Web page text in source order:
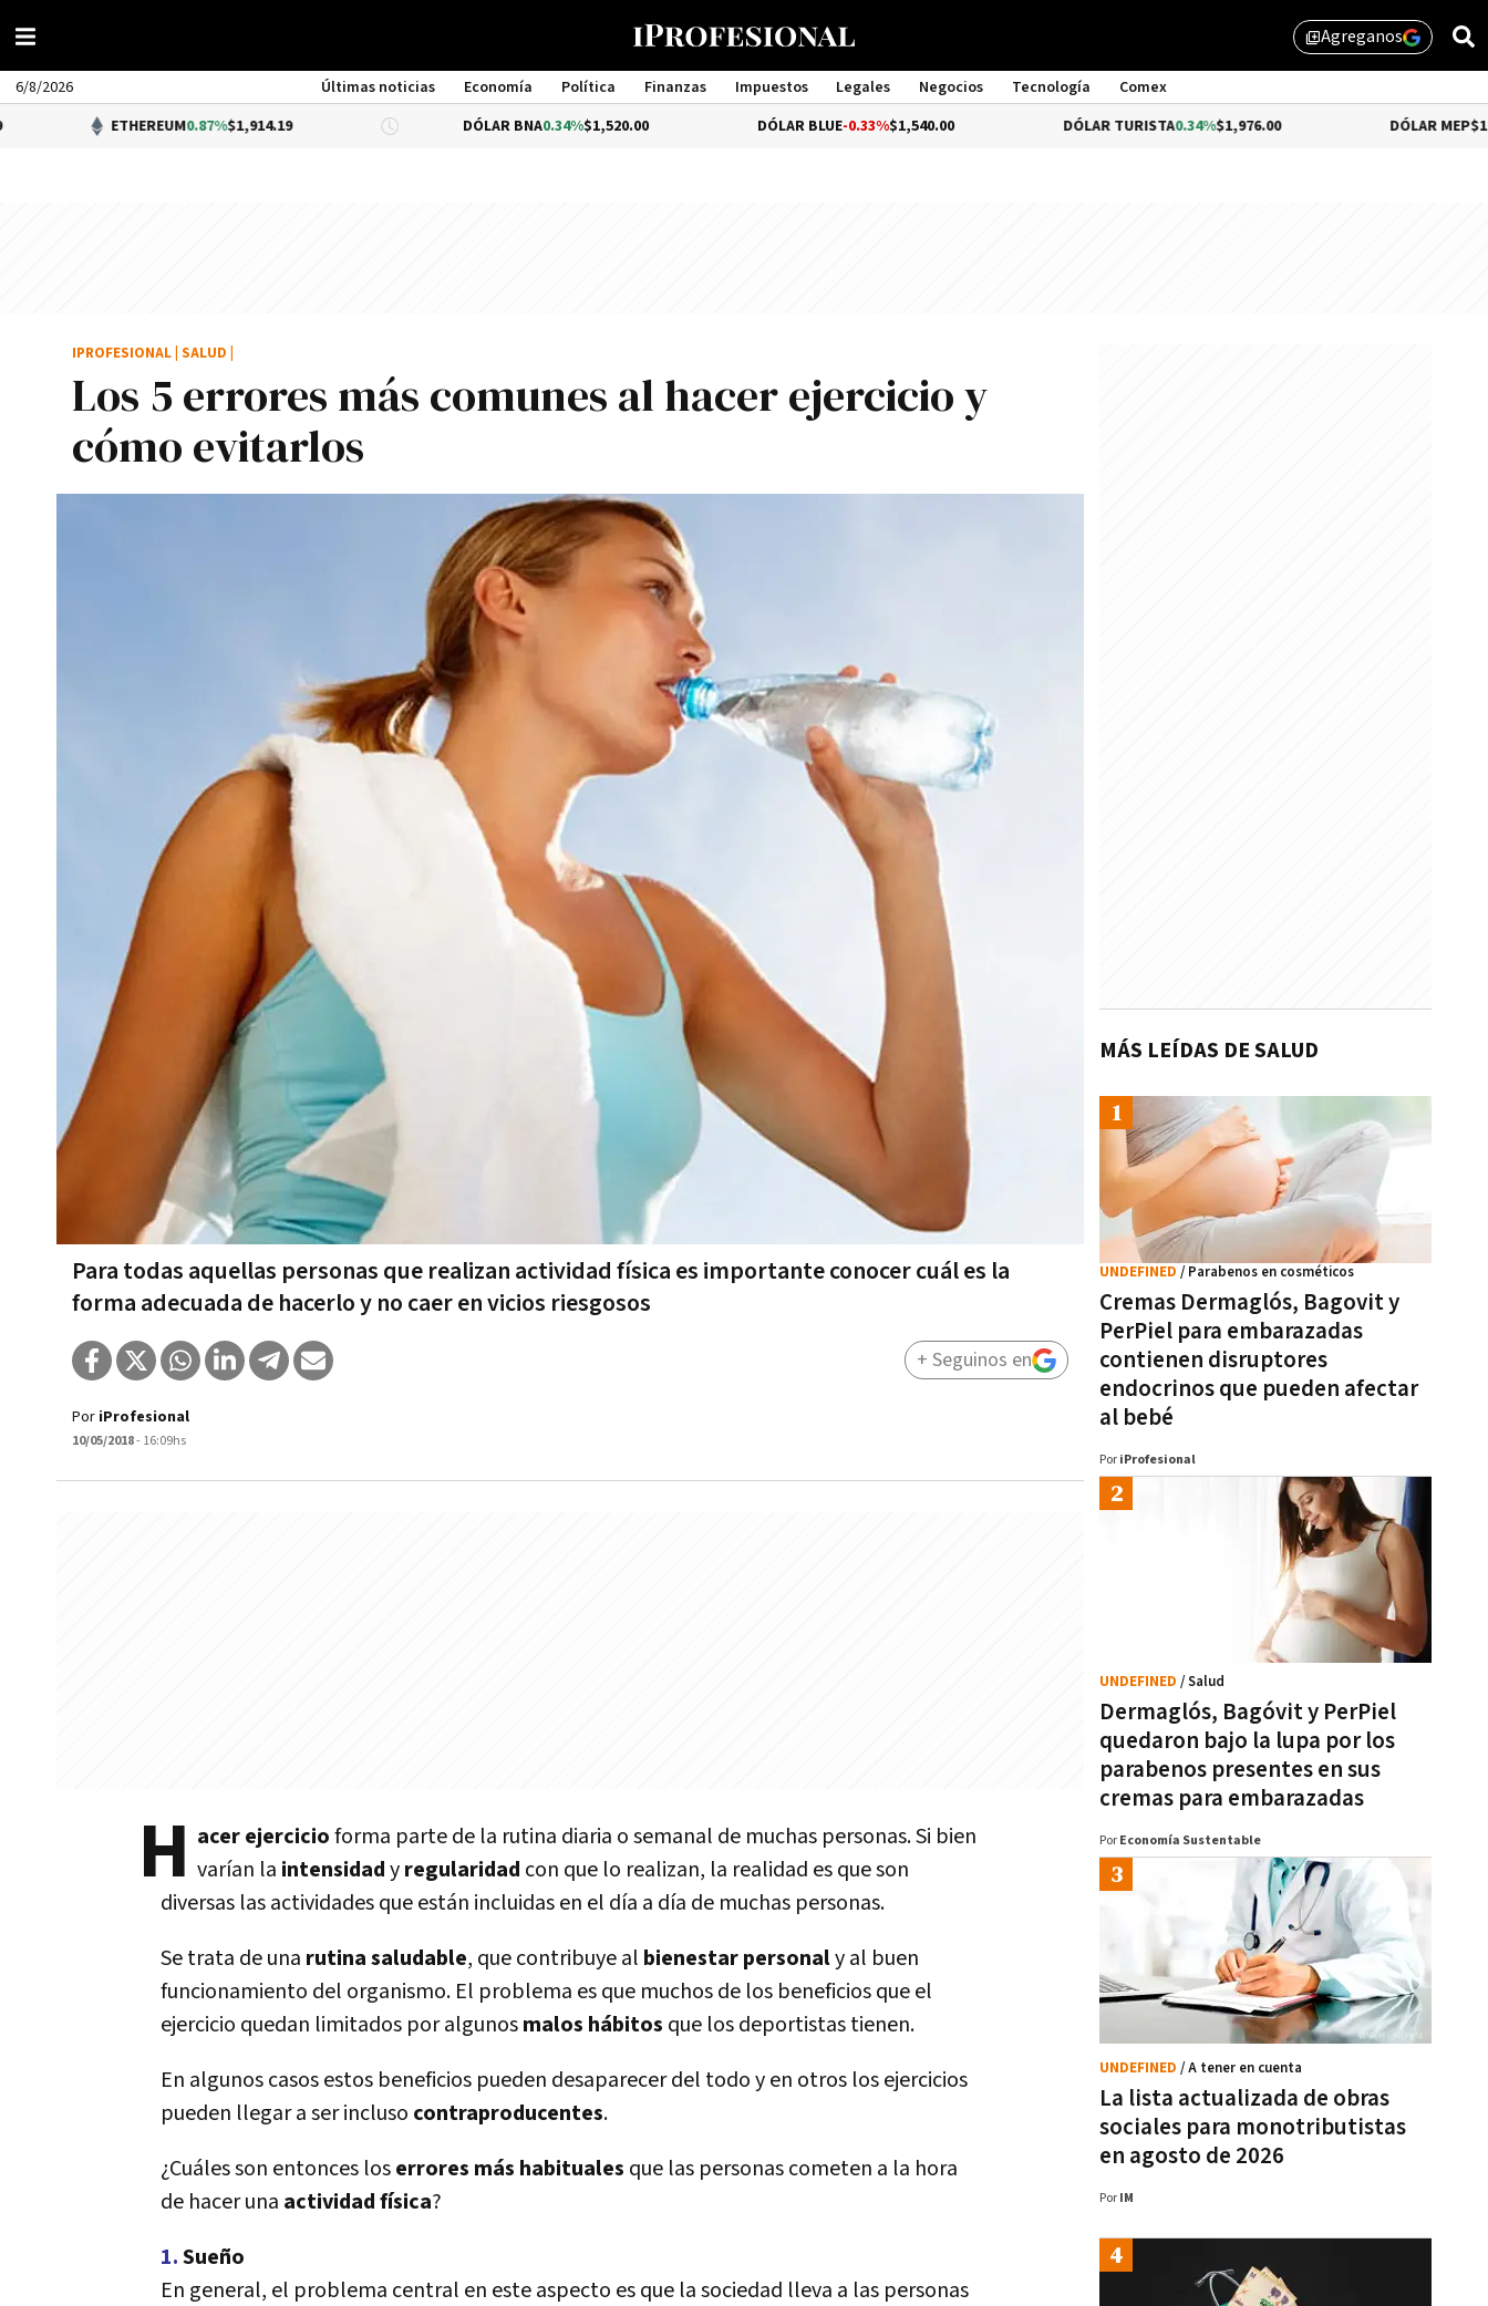
library_addAgreganos
6/8/2026 Últimas noticias Economía Política Finanzas Impuestos Legales Negocios Tecnología
Comex
Management
ETHEREUM0.87%$1,914.19 DÓLAR BNA0.34% $1,520.00 DÓLAR BLUE-0.33%$1,540.00 DÓLAR TURISTA0.34%$1,976.00 DÓLAR MEP$1,510.79
Los 5 errores más comunes al hacer ejercicio y
cómo evitarlos
Para todas aquellas personas que realizan actividad física es importante conocer cuál es la
forma adecuada de hacerlo y no caer en vicios riesgosos
IPROFESIONAL SALUD
Por iProfesional
10/05/2018- 16:09hs
+ Seguinos en
H acer ejercicioforma parte de la rutina diaria o semanal de muchas personas. Si bien
varí­an la intensidadyregularidad con que lo realizan, la realidad es que son
diversas las actividades que están incluidas en el dí­a a dí­a de muchas personas.
Se trata de una rutina saludable, que contribuye al bienestar personaly al buen
funcionamiento del organismo. El problema es que muchos de los beneficios que el
ejercicio quedan limitados por algunosmalos hábitos que los deportistas tienen.
En algunos casos estos beneficios pueden desaparecer del todo y en otros los ejercicios
pueden llegar a ser incluso contraproducentes.
¿Cuáles son entonces loserrores más habituales que las personas cometen a la hora
de hacer una actividad fí­sica?
1.Sueño
En general, el problema central en este aspecto es que la sociedad lleva a las personas
MÁS LEÍDAS DE SALUD
Cremas Dermaglós, Bagovit y
PerPiel para embarazadas
contienen disruptores
endocrinos que pueden afectar
al bebé
UNDEFINED / Parabenos en cosméticos
Por iProfesional
Dermaglós, Bagóvit y PerPiel
quedaron bajo la lupa por los
parabenos presentes en sus
cremas para embarazadas
UNDEFINED / Salud
Por Economía Sustentable
La lista actualizada de obras
sociales para monotributistas
en agosto de 2026
UNDEFINED / A tener en cuenta
Por IM